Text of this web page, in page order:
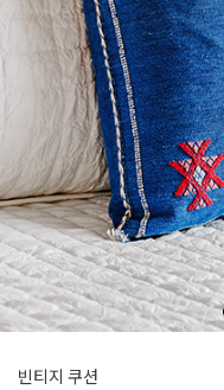
빈티지 쿠션